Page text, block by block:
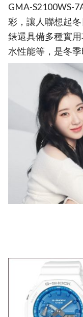
GMA-S2100WS-
彩，讓人聯想起
錶還具備多種實
水性能等，是冬季